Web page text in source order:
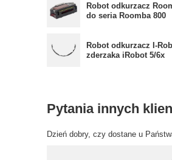
Robot odkurzacz
do seria Roomba 800
Robot odkurzacz I-
zderzaka iRobot 5/6x
Pytania innych
Dzień dobry, czy dostane u